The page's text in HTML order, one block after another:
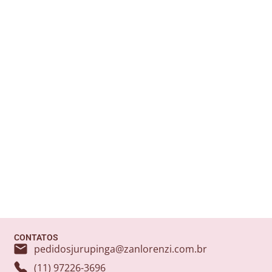
CONTATOS
pedidosjurupinga@zanlorenzi.com.br
(11) 97226-3696